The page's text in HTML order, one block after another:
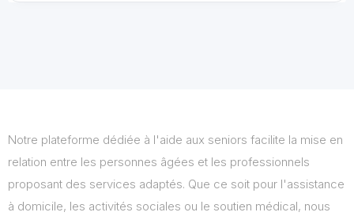
Notre plateforme dédiée à l'aide aux seniors facilite la mise en
relation entre les personnes âgées et les professionnels
proposant des services adaptés. Que ce soit pour l'assistance
à domicile, les activités sociales ou le soutien médical, nous